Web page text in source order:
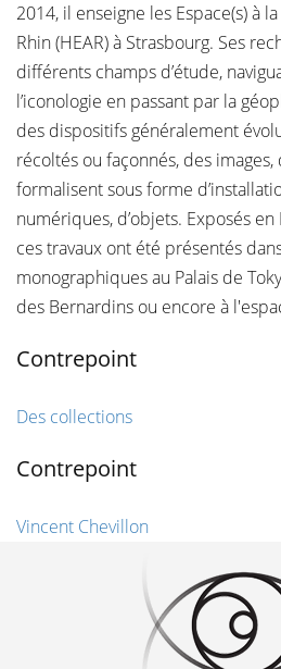
2014, il enseigne les Espace(s) à
Rhin (HEAR) à Strasbourg. Ses
différents champs d’étude,
l’iconologie en passant par la
des dispositifs généralement
récoltés ou façonnés, des
formalisent sous forme
numériques, d’objets. Exposés
ces travaux ont été présentés
monographiques au Palais de
des Bernardins ou encore à
Contrepoint
Des collections
Contrepoint
Vincent Chevillon